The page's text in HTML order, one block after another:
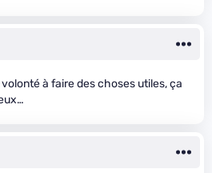
à faire des choses utiles, ça